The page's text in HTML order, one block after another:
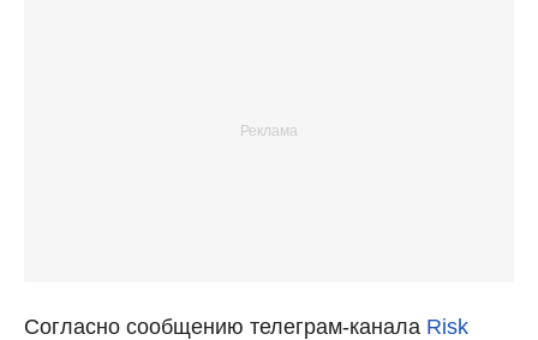
Согласно сообщению телеграм-канала Risk